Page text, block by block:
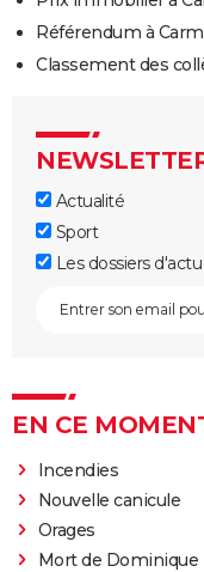
Référendum à
Classement des
Actualité
Sport
Les dossiers d'actu
EN CE
Incendies
Nouvelle canicule
Orages
Mort de Dominique